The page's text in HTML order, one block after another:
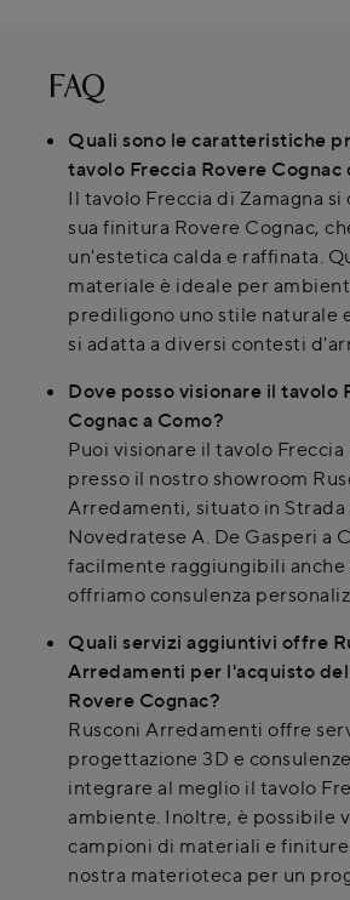
FAQ
Quali sono le caratteristiche
tavolo Freccia Rovere Cognac
Il tavolo Freccia di Zamagna
sua finitura Rovere Cognac,
un'estetica calda e raffinata.
materiale è ideale per
prediligono uno stile naturale
si adatta a diversi contesti
Dove posso visionare il tavolo
Cognac a Como?
Puoi visionare il tavolo
presso il nostro showroom
Arredamenti, situato in Strada
Novedratese A. De Gasperi a
facilmente raggiungibili anche
offriamo consulenza
Quali servizi aggiuntivi offre
Arredamenti per l'acquisto
Rovere Cognac?
Rusconi Arredamenti offre
progettazione 3D e
integrare al meglio il tavolo
ambiente. Inoltre, è possibile
campioni di materiali e finiture
nostra materioteca per un